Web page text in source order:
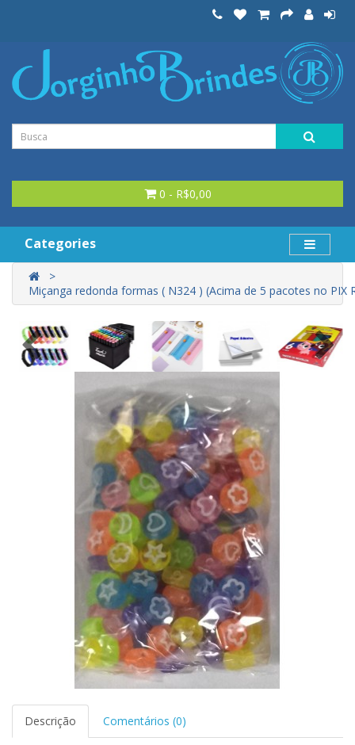
0 - R$0,00
Categories
Miçanga redonda formas ( N324 ) (Acima de 5 pacotes no PIX
Descrição Comentários (0)